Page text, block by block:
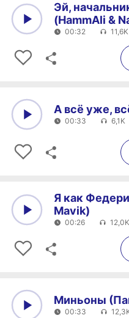
Эй,
(HammAli &
00:32 11,6K
А всё уже,
00:33 6,1K
Я как
Mavik)
00:26 12,0K
Миньоны
00:33